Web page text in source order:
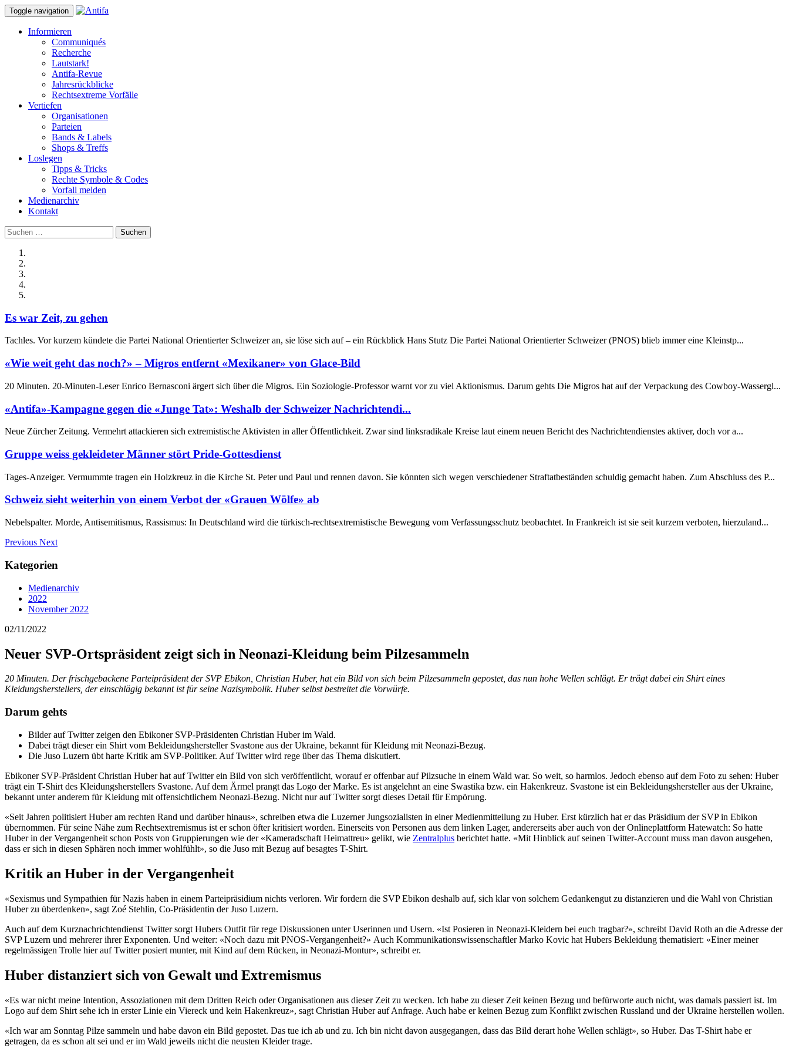
Toggle navigation
Informieren
Communiqués
Recherche
Lautstark!
Antifa-Revue
Jahresrückblicke
Rechtsextreme Vorfälle
Vertiefen
Organisationen
Parteien
Bands & Labels
Shops & Treffs
Loslegen
Tipps & Tricks
Rechte Symbole & Codes
Vorfall melden
Medienarchiv
Kontakt
Suchen
nach:
Es war Zeit, zu gehen
Tachles. Vor kurzem kündete die Partei National Orientierter Schweizer an, sie löse sich auf – ein Rückblick Hans Stutz Die Partei National Orientierter Schweizer (PNOS) blieb immer eine Kleinstp...
«Wie weit geht das noch?» – Migros entfernt «Mexikaner» von Glace-Bild
20 Minuten. 20-Minuten-Leser Enrico Bernasconi ärgert sich über die Migros. Ein Soziologie-Professor warnt vor zu viel Aktionismus. Darum gehts Die Migros hat auf der Verpackung des Cowboy-Wassergl...
«Antifa»-Kampagne gegen die «Junge Tat»: Weshalb der Schweizer Nachrichtendi...
Neue Zürcher Zeitung. Vermehrt attackieren sich extremistische Aktivisten in aller Öffentlichkeit. Zwar sind linksradikale Kreise laut einem neuen Bericht des Nachrichtendienstes aktiver, doch vor a...
Gruppe weiss gekleideter Männer stört Pride-Gottesdienst
Tages-Anzeiger. Vermummte tragen ein Holzkreuz in die Kirche St. Peter und Paul und rennen davon. Sie könnten sich wegen verschiedener Straftatbeständen schuldig gemacht haben. Zum Abschluss des P...
Schweiz sieht weiterhin von einem Verbot der «Grauen Wölfe» ab
Nebelspalter. Morde, Antisemitismus, Rassismus: In Deutschland wird die türkisch-rechtsextremistische Bewegung vom Verfassungsschutz beobachtet. In Frankreich ist sie seit kurzem verboten, hierzuland...
Previous Next
Kategorien
Medienarchiv
2022
November 2022
02/11/2022
Neuer SVP-Ortspräsident zeigt sich in Neonazi-Kleidung beim Pilzesammeln
20 Minuten. Der frischgebackene Parteipräsident der SVP Ebikon, Christian Huber, hat ein Bild von sich beim Pilzesammeln gepostet, das nun hohe Wellen schlägt. Er trägt dabei ein Shirt eines
Kleidungsherstellers, der einschlägig bekannt ist für seine Nazisymbolik. Huber selbst bestreitet die Vorwürfe.
Darum gehts
Bilder auf Twitter zeigen den Ebikoner SVP-Präsidenten Christian Huber im Wald.
Dabei trägt dieser ein Shirt vom Bekleidungshersteller Svastone aus der Ukraine, bekannt für Kleidung mit Neonazi-Bezug.
Die Juso Luzern übt harte Kritik am SVP-Politiker. Auf Twitter wird rege über das Thema diskutiert.
Ebikoner SVP-Präsident Christian Huber hat auf Twitter ein Bild von sich veröffentlicht, worauf er offenbar auf Pilzsuche in einem Wald war. So weit, so harmlos. Jedoch ebenso auf dem Foto zu sehen: Huber
trägt ein T-Shirt des Kleidungsherstellers Svastone. Auf dem Ärmel prangt das Logo der Marke. Es ist angelehnt an eine Swastika bzw. ein Hakenkreuz. Svastone ist ein Bekleidungshersteller aus der Ukraine,
bekannt unter anderem für Kleidung mit offensichtlichem Neonazi-Bezug. Nicht nur auf Twitter sorgt dieses Detail für Empörung.
«Seit Jahren politisiert Huber am rechten Rand und darüber hinaus», schreiben etwa die Luzerner Jungsozialisten in einer Medienmitteilung zu Huber. Erst kürzlich hat er das Präsidium der SVP in Ebikon
übernommen. Für seine Nähe zum Rechtsextremismus ist er schon öfter kritisiert worden. Einerseits von Personen aus dem linken Lager, andererseits aber auch von der Onlineplattform Hatewatch: So hatte
Huber in der Vergangenheit schon Posts von Gruppierungen wie der «Kameradschaft Heimattreu» gelikt, wie Zentralplus berichtet hatte. «Mit Hinblick auf seinen Twitter-Account muss man davon ausgehen,
dass er sich in diesen Sphären noch immer wohlfühlt», so die Juso mit Bezug auf besagtes T-Shirt.
Kritik an Huber in der Vergangenheit
«Sexismus und Sympathien für Nazis haben in einem Parteipräsidium nichts verloren. Wir fordern die SVP Ebikon deshalb auf, sich klar von solchem Gedankengut zu distanzieren und die Wahl von Christian
Huber zu überdenken», sagt Zoé Stehlin, Co-Präsidentin der Juso Luzern.
Auch auf dem Kurznachrichtendienst Twitter sorgt Hubers Outfit für rege Diskussionen unter Userinnen und Usern. «Ist Posieren in Neonazi-Kleidern bei euch tragbar?», schreibt David Roth an die Adresse der
SVP Luzern und mehrerer ihrer Exponenten. Und weiter: «Noch dazu mit PNOS-Vergangenheit?» Auch Kommunikationswissenschaftler Marko Kovic hat Hubers Bekleidung thematisiert: «Einer meiner
regelmässigen Trolle hier auf Twitter posiert munter, mit Kind auf dem Rücken, in Neonazi-Montur», schreibt er.
Huber distanziert sich von Gewalt und Extremismus
«Es war nicht meine Intention, Assoziationen mit dem Dritten Reich oder Organisationen aus dieser Zeit zu wecken. Ich habe zu dieser Zeit keinen Bezug und befürworte auch nicht, was damals passiert ist. Im
Logo auf dem Shirt sehe ich in erster Linie ein Viereck und kein Hakenkreuz», sagt Christian Huber auf Anfrage. Auch habe er keinen Bezug zum Konflikt zwischen Russland und der Ukraine herstellen wollen.
«Ich war am Sonntag Pilze sammeln und habe davon ein Bild gepostet. Das tue ich ab und zu. Ich bin nicht davon ausgegangen, dass das Bild derart hohe Wellen schlägt», so Huber. Das T-Shirt habe er
getragen, da es schon alt sei und er im Wald jeweils nicht die neusten Kleider trage.